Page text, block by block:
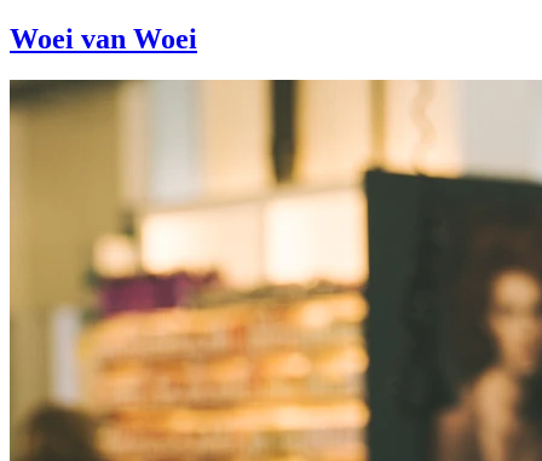
Woei van Woei